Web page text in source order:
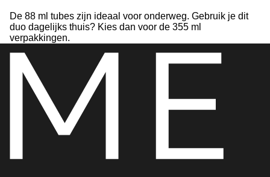
De 88 ml tubes zijn ideaal voor onderweg. Gebruik je dit
duo dagelijks thuis? Kies dan voor de 355 ml
verpakkingen.